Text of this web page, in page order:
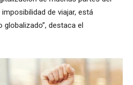
de viajar, está
destaca el